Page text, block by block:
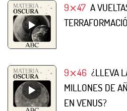
9⨯47 A
9⨯46 ¿LLEVA
MILLONES DE
EN VENUS?